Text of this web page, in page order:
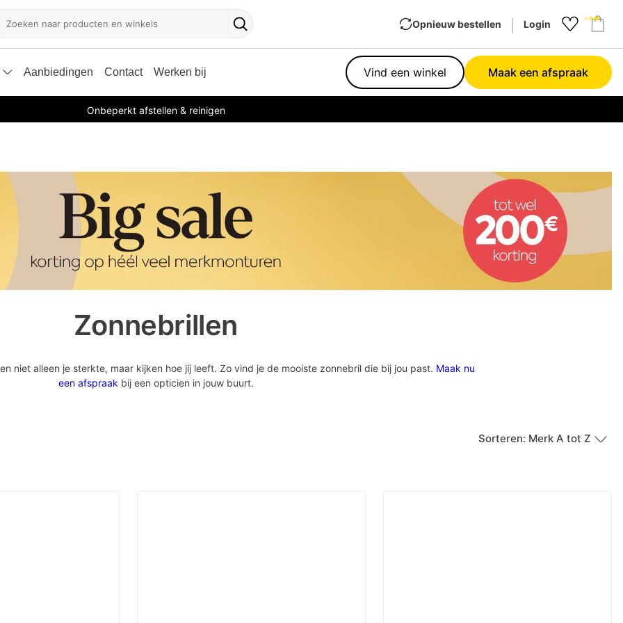
Zoekknop
Opnieuw bestellen Login
Aanbiedingen Contact Werken bij Vind een winkel Maak een afspraak
Onbeperkt afstellen & reinigen
Zonnebrillen
niet alleen je sterkte, maar kijken hoe jij leeft. Zo vind je de mooiste zonnebril die bij jou past. Maak nu
een afspraakbij een opticien in jouw buurt.
Sorteren: Merk A tot Z